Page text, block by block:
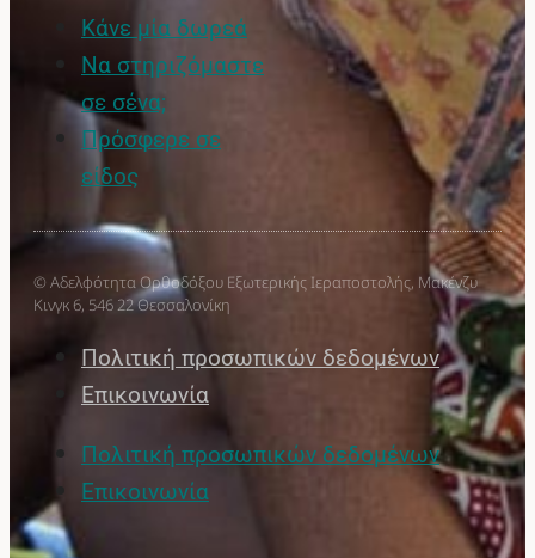
Κάνε μία δωρεά
Να στηριζόμαστε
σε σένα;
Πρόσφερε σε
είδος
© Αδελφότητα Ορθοδόξου Εξωτερικής Ιεραποστολής, Μακένζυ
Κινγκ 6, 546 22 Θεσσαλονίκη
Πολιτική προσωπικών δεδομένων
Επικοινωνία
Πολιτική προσωπικών δεδομένων
Επικοινωνία